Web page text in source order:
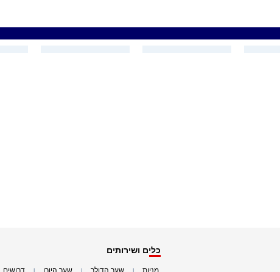
כלים ושירותים
מניות שער הדולר שער היורו דרושים